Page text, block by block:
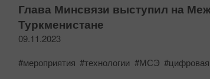
Глава Минсвязи выступил на
Туркменистане
09.11.2023
#мероприятия #технологии #МСЭ